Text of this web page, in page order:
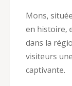
Mons,
en histoire,
dans la
visiteurs
captivante.